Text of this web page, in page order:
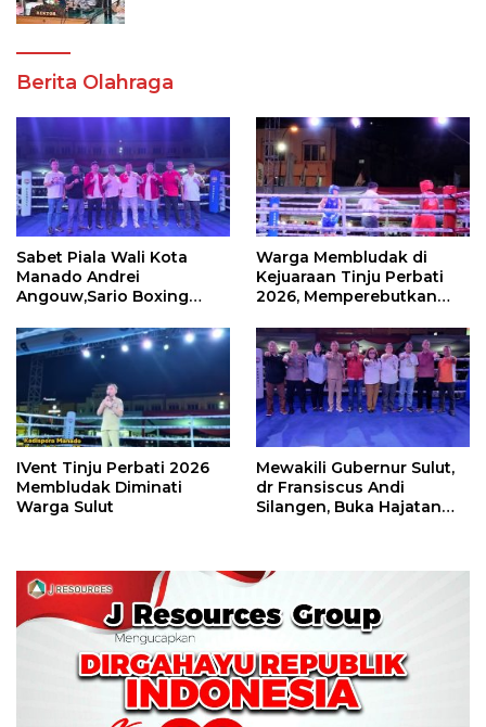
Berita Olahraga
Sabet Piala Wali Kota
Manado Andrei
Angouw,Sario Boxing
Perbati 2026
Warga Membludak di
Kejuaraan Tinju Perbati
2026, Memperebutkan
IVent Tinju Perbati 2026
Membludak Diminati
Warga Sulut
Mewakili Gubernur Sulut,
dr Fransiscus Andi
Silangen, Buka Hajatan